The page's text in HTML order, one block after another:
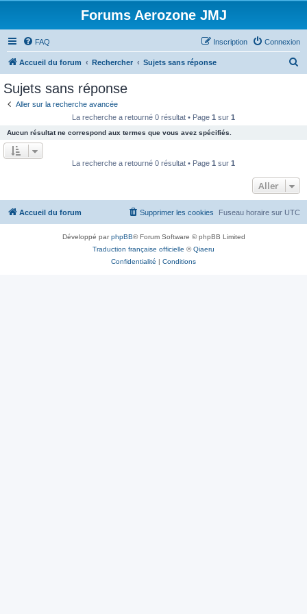
Forums Aerozone JMJ
FAQ Connexion
Inscription
Accueil du forum Rechercher Sujets sans réponse
e
Sujets sans réponse
Aller sur la recherche avancée
La recherche a retourné 0 résultat • Page 1 sur 1
Aucun résultat ne correspond aux termes que vous avez spécifiés.
La recherche a retourné 0 résultat • Page 1 sur 1
Aller
Accueil du forum Fuseau horaire sur UTC
Supprimer les cookies
Développé parphpBB® Forum Software © phpBB Limited
Traduction française officielle ©Qiaeru
Confidentialité | Conditions